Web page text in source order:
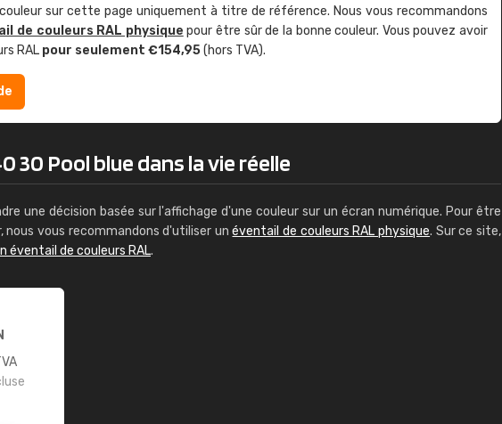
sur cette page uniquement à titre de référence. Nous vous recommandons
de couleurs RAL physique pour être sûr de la bonne couleur. Vous pouvez avoir
RAL pour seulement €154,95(hors TVA).
30 Pool blue dans la vie réelle
une décision basée sur l'affichage d'une couleur sur un écran numérique. Pour être
nous vous recommandons d'utiliser unéventail de couleurs RAL physique. Sur ce site,
éventail de couleurs RAL.
Guillaume Euvrard